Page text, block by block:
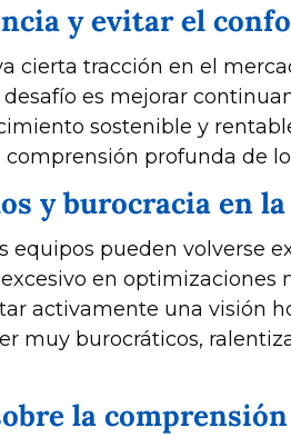
y evitar el
cierta tracción en el
es mejorar
sostenible y
profunda de
y burocracia en
equipos pueden volverse
en
activamente una visión
muy burocráticos,
la